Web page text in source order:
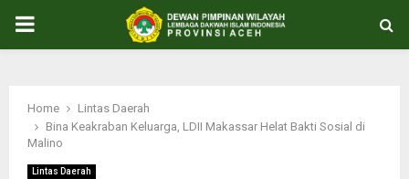
PRIMARY
Home
Lintas Daerah
Bina Keakraban Keluarga, LDII Makassar Helat Bakti Sosial di
Malino
Lintas Daerah